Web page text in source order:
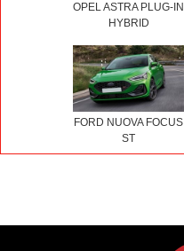
OPEL ASTRA PLUG-IN
HYBRID
FORD NUOVA FOCUS
ST